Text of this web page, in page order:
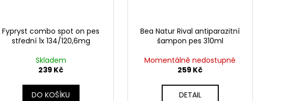
Fypryst combo spot on pes
střední 1x 134/120,6mg
Skladem
239 Kč
DO KOŠÍKU
Bea Natur Rival antiparazitní
šampon pes 310ml
Momentálně nedostupné
259 Kč
DETAIL